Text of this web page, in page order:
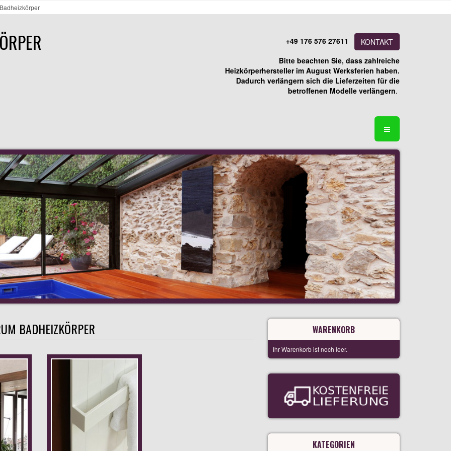
+49 176 576 27611
KONTAKT
Bitte beachten Sie, dass zahlreiche
Heizkörperhersteller im August Werksferien haben.
Dadurch verlängern sich die Lieferzeiten für die
betroffenen Modelle verlängern.
BADHEIZKÖRPER WARENKORB
Ihr Warenkorb ist noch leer.
KATEGORIEN